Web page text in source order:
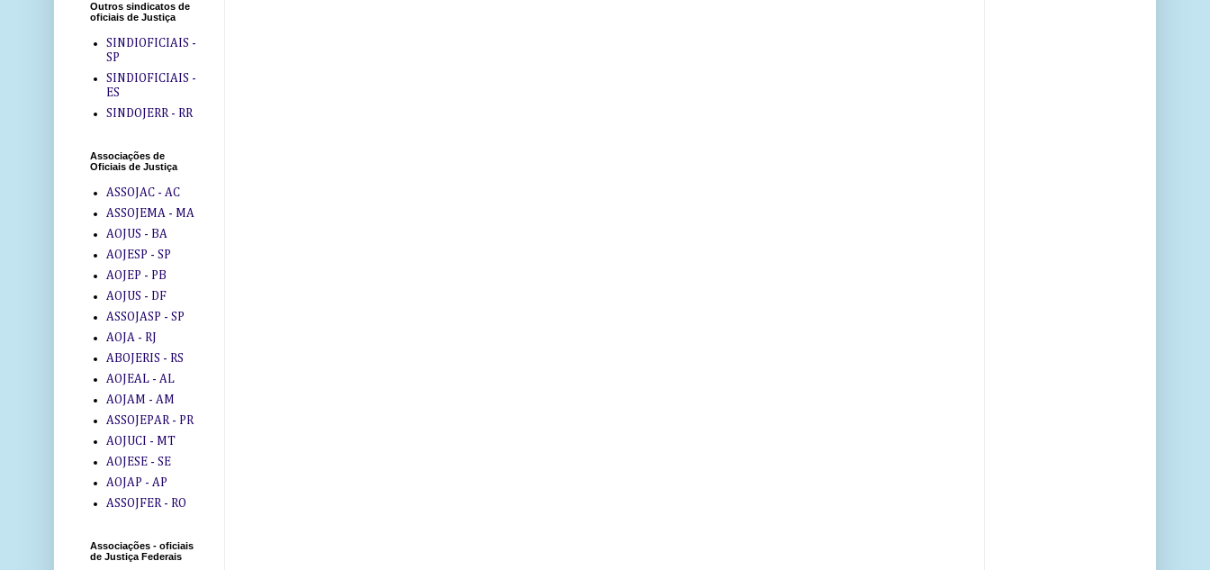
Outros sindicatos de
oficiais de Justiça
SINDIOFICIAIS -
SP
SINDIOFICIAIS -
ES
SINDOJERR - RR
Associações de
Oficiais de Justiça
ASSOJAC - AC
ASSOJEMA - MA
AOJUS - BA
AOJESP - SP
AOJEP - PB
AOJUS - DF
ASSOJASP - SP
AOJA - RJ
ABOJERIS - RS
AOJEAL - AL
AOJAM - AM
ASSOJEPAR - PR
AOJUCI - MT
AOJESE - SE
AOJAP - AP
ASSOJFER - RO
Associações - oficiais
de Justiça Federais